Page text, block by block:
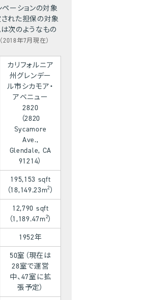
ペーションの対象
れた担保の対象
次のようなもの
（2018年7月現在）
カリフォルニア
州グレンデー
ル市シカモア・
アベニュー
2820
（2820
Sycamore
Ave.,
Glendale, CA
91214）
195,153 sqft
（18,149.23m2）
12,790 sqft
（1,189.47m2）
1952年
50室（現在は
28室で運営
中、47室に拡
張予定）